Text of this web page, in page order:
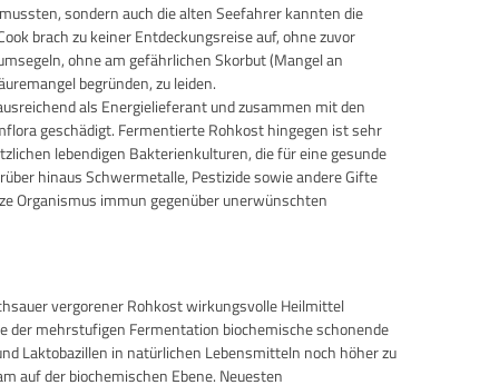
sondern auch die alten Seefahrer kannten die
brach zu keiner Entdeckungsreise auf, ohne zuvor
ohne am gefährlichen Skorbut (Mangel an
begründen, zu leiden.
als Energielieferant und zusammen mit den
geschädigt. Fermentierte Rohkost hingegen ist sehr
lebendigen Bakterienkulturen, die für eine gesunde
hinaus Schwermetalle, Pestizide sowie andere Gifte
Organismus immun gegenüber unerwünschten
vergorener Rohkost wirkungsvolle Heilmittel
mehrstufigen Fermentation biochemische schonende
Laktobazillen in natürlichen Lebensmitteln noch höher zu
auf der biochemischen Ebene. Neuesten